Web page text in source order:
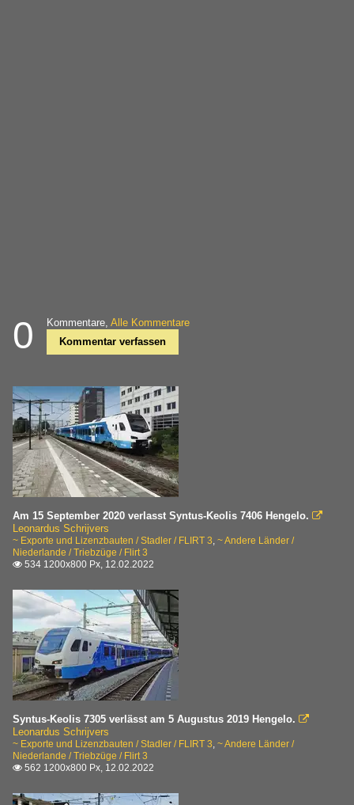
0 Kommentare, Alle Kommentare
Kommentar verfassen
Am 15 September 2020 verlasst Syntus-Keolis 7406 Hengelo. 
Leonardus Schrijvers
~ Exporte und Lizenzbauten / Stadler / FLIRT 3, ~ Andere Länder /
Niederlande / Triebzüge / Flirt 3
 534 1200x800 Px, 12.02.2022
Syntus-Keolis 7305 verlässt am 5 Augustus 2019 Hengelo. 
Leonardus Schrijvers
~ Exporte und Lizenzbauten / Stadler / FLIRT 3, ~ Andere Länder /
Niederlande / Triebzüge / Flirt 3
 562 1200x800 Px, 12.02.2022